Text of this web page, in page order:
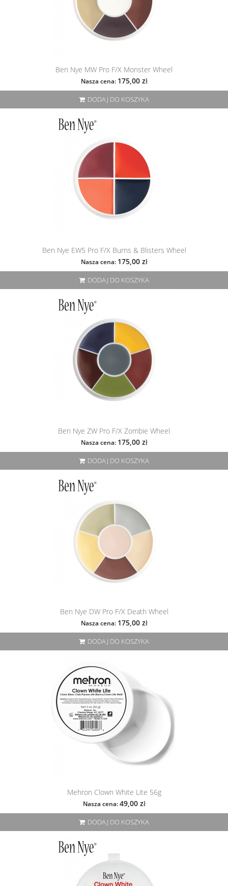
Ben Nye MW Pro F/X Monster Wheel
Nasza cena: 175,00 zł
DODAJ DO KOSZYKA
Ben Nye EW5 Pro F/X Burns & Blisters Wheel
Nasza cena: 175,00 zł
DODAJ DO KOSZYKA
Ben Nye ZW Pro F/X Zombie Wheel
Nasza cena: 175,00 zł
DODAJ DO KOSZYKA
Ben Nye DW Pro F/X Death Wheel
Nasza cena: 175,00 zł
DODAJ DO KOSZYKA
Mehron Clown White Lite 56g
Nasza cena: 49,00 zł
DODAJ DO KOSZYKA